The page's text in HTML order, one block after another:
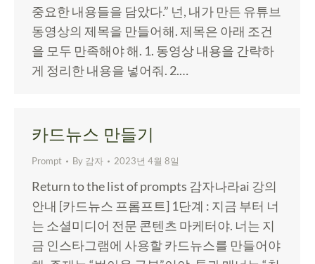
중요한 내용들을 담았다.” 넌, 내가 만든 유튜브
동영상의 제목을 만들어해. 제목은 아래 조건
을 모두 만족해야 해. 1. 동영상 내용을 간략하
게 정리한 내용을 넣어줘. 2.…
카드뉴스 만들기
Prompt By 감자 2023년 4월 8일
Return to the list of prompts 감자나라ai 강의
안내 [카드뉴스 프롬프트] 1단계 : 지금 부터 너
는 소셜미디어 전문 콘텐츠 마케터야. 너는 지
금 인스타그램에 사용할 카드뉴스를 만들어야